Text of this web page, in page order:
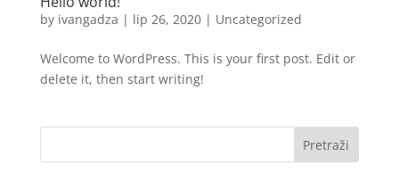
by ivangadza | lip 26, 2020| Uncategorized
Welcome to WordPress. This is your first post. Edit or
delete it, then start writing!